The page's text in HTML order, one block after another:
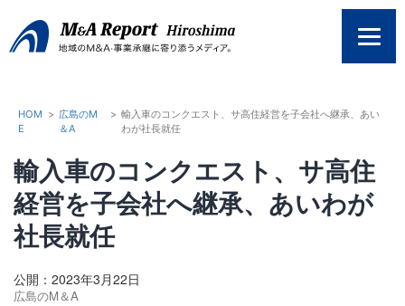
ン
HOM
E
> 広島のM
＆A
> 輸入車のコンクエスト、サ高住経営を子会社へ継承、あい
わが社長就任
輸入車のコンクエスト、サ高住
経営を子会社へ継承、あいわが
社長就任
公開：2023年3月22日
広島のM＆A